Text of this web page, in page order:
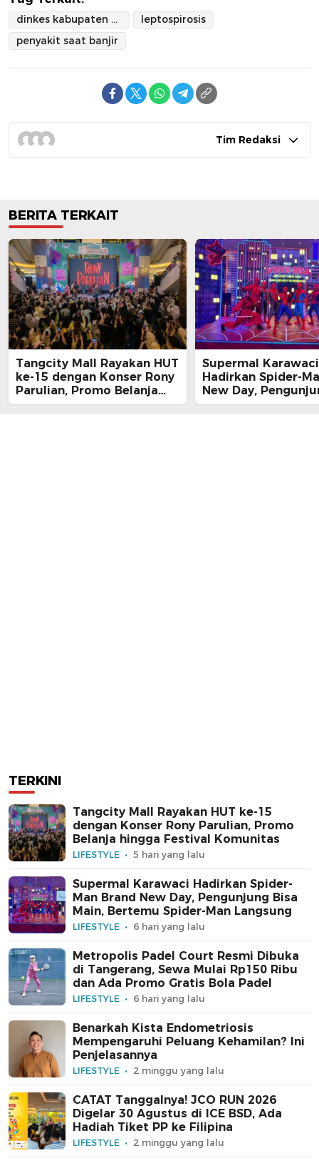
dinkes kabupaten tangerang
leptospirosis
penyakit saat banjir
Tim Redaksi
BERITA TERKAIT
Tangcity Mall Rayakan HUT
ke-15 dengan Konser Rony
Parulian, Promo Belanja
hingga Festival Komunitas
Supermal Karawaci
Hadirkan Spider-
New Day,
Main, Bertemu
TERKINI
Tangcity Mall Rayakan HUT ke-15
dengan Konser Rony Parulian, Promo
Belanja hingga Festival Komunitas
LIFESTYLE 5 hari yang lalu
Supermal Karawaci Hadirkan Spider-
Man Brand New Day, Pengunjung Bisa
Main, Bertemu Spider-Man Langsung
LIFESTYLE 6 hari yang lalu
Metropolis Padel Court Resmi Dibuka
di Tangerang, Sewa Mulai Rp150 Ribu
dan Ada Promo Gratis Bola Padel
LIFESTYLE 6 hari yang lalu
Benarkah Kista Endometriosis
Mempengaruhi Peluang Kehamilan? Ini
Penjelasannya
LIFESTYLE 2 minggu yang lalu
CATAT Tanggalnya! JCO RUN 2026
Digelar 30 Agustus di ICE BSD, Ada
Hadiah Tiket PP ke Filipina
LIFESTYLE 2 minggu yang lalu